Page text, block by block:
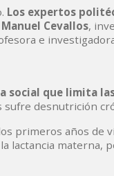
Los expertos
Manuel Cevallos,
e
social que limita
sufre desnutrición
primeros años de
lactancia materna,